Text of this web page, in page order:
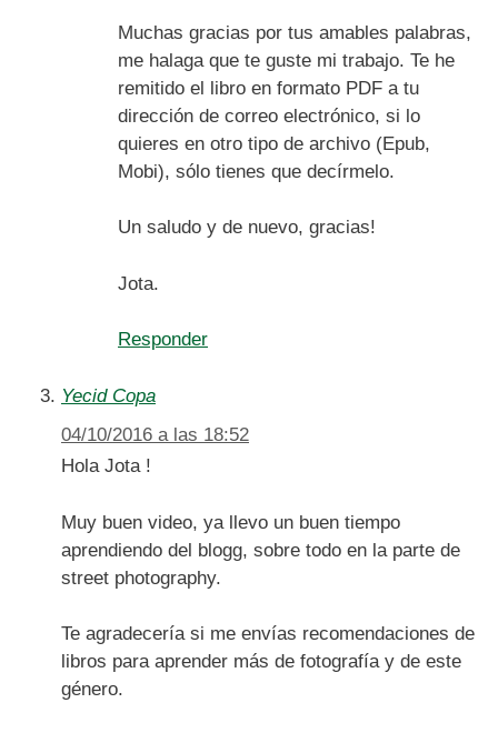
Muchas gracias por tus amables palabras,
me halaga que te guste mi trabajo. Te he
remitido el libro en formato PDF a tu
dirección de correo electrónico, si lo
quieres en otro tipo de archivo (Epub,
Mobi), sólo tienes que decírmelo.
Un saludo y de nuevo, gracias!
Jota.
Responder
Yecid Copa
04/10/2016 a las 18:52
Hola Jota !
Muy buen video, ya llevo un buen tiempo
aprendiendo del blogg, sobre todo en la parte de
street photography.
Te agradecería si me envías recomendaciones de
libros para aprender más de fotografía y de este
género.